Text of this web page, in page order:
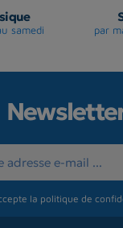
samedi par
la politique de